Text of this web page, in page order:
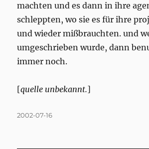
machten und es dann in ihre
schleppten, wo sie es für ihre
und wieder mißbrauchten. und
umgeschrieben wurde, dann
immer noch.
[quelle unbekannt.]
Posted
2002-07-16